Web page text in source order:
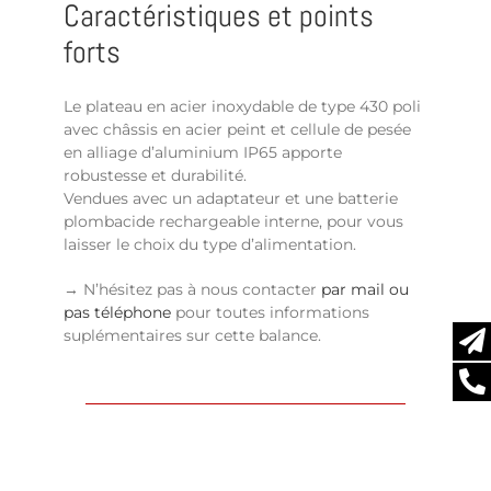
Caractéristiques et points
forts
Le plateau en acier inoxydable de type 430 poli
avec châssis en acier peint et cellule de pesée
en alliage d’aluminium IP65 apporte
robustesse et durabilité.
Vendues avec un adaptateur et une batterie
plombacide rechargeable interne, pour vous
laisser le choix du type d’alimentation.
→ N’hésitez pas à nous contacter par mail ou
pas téléphone pour toutes informations
suplémentaires sur cette balance.